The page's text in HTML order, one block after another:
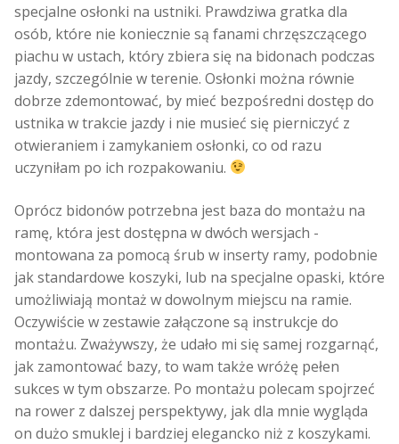
specjalne osłonki na ustniki. Prawdziwa gratka dla
osób, które nie koniecznie są fanami chrzęszczącego
piachu w ustach, który zbiera się na bidonach podczas
jazdy, szczególnie w terenie. Osłonki można równie
dobrze zdemontować, by mieć bezpośredni dostęp do
ustnika w trakcie jazdy i nie musieć się pierniczyć z
otwieraniem i zamykaniem osłonki, co od razu
uczyniłam po ich rozpakowaniu.
Oprócz bidonów potrzebna jest baza do montażu na
ramę, która jest dostępna w dwóch wersjach -
montowana za pomocą śrub w inserty ramy, podobnie
jak standardowe koszyki, lub na specjalne opaski, które
umożliwiają montaż w dowolnym miejscu na ramie.
Oczywiście w zestawie załączone są instrukcje do
montażu. Zważywszy, że udało mi się samej rozgarnąć,
jak zamontować bazy, to wam także wróżę pełen
sukces w tym obszarze. Po montażu polecam spojrzeć
na rower z dalszej perspektywy, jak dla mnie wygląda
on dużo smuklej i bardziej elegancko niż z koszykami.